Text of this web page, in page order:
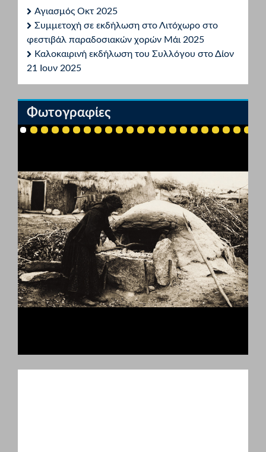
Αγιασμός Οκτ 2025
Συμμετοχή σε εκδήλωση στο Λιτόχωρο στο
φεστιβάλ παραδοσιακών χορών Μάι 2025
Καλοκαιρινή εκδήλωση του Συλλόγου στο Δίον
21 Ιουν 2025
Φωτογραφίες